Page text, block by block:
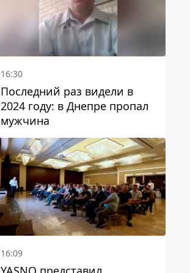
16:30
Последний раз видели в
2024 году: в Днепре пропал
мужчина
16:09